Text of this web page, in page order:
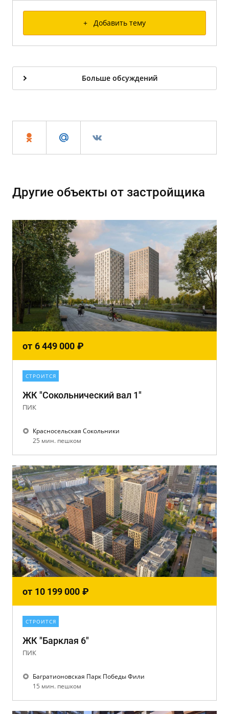
+ Добавить тему
Больше обсуждений
Другие объекты от застройщика
от 6 449 000 ₽
СТРОИТСЯ
ЖК "Сокольнический вал 1"
ПИК
Красносельская Сокольники
25 мин. пешком
от 10 199 000 ₽
СТРОИТСЯ
ЖК "Барклая 6"
ПИК
Багратионовская Парк Победы Фили
15 мин. пешком